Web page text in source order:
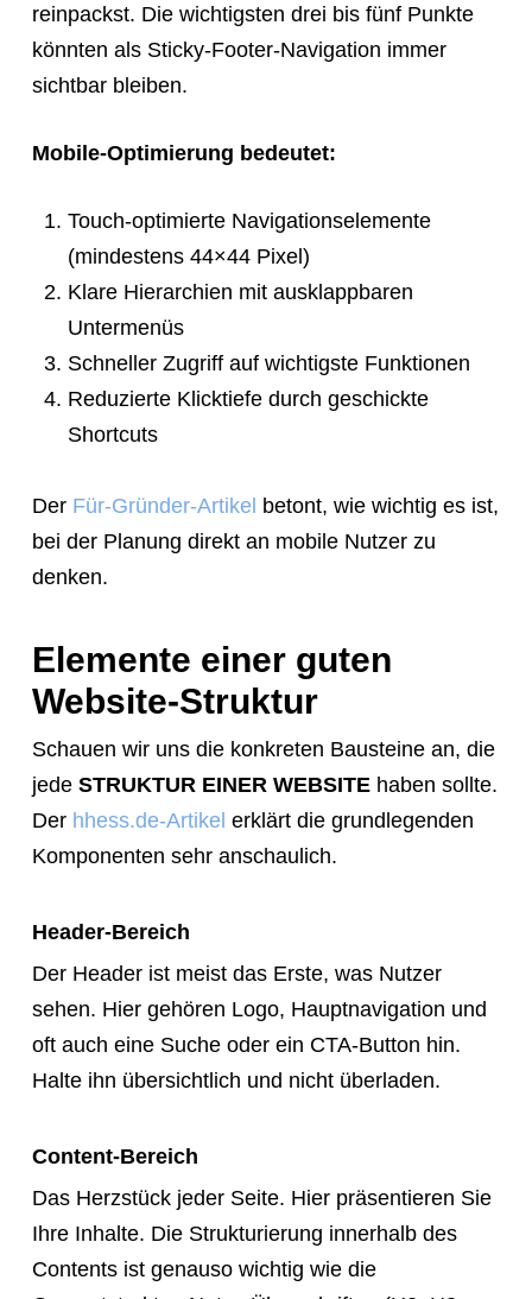
reinpackst. Die wichtigsten drei bis fünf Punkte
könnten als Sticky-Footer-Navigation immer
sichtbar bleiben.
Mobile-Optimierung bedeutet:
Touch-optimierte Navigationselemente
(mindestens 44×44 Pixel)
Klare Hierarchien mit ausklappbaren
Untermenüs
Schneller Zugriff auf wichtigste Funktionen
Reduzierte Klicktiefe durch geschickte
Shortcuts
Der Für-Gründer-Artikel betont, wie wichtig es ist,
bei der Planung direkt an mobile Nutzer zu
denken.
Elemente einer guten
Website-Struktur
Schauen wir uns die konkreten Bausteine an, die
jede STRUKTUR EINER WEBSITEhaben sollte.
Der hhess.de-Artikel erklärt die grundlegenden
Komponenten sehr anschaulich.
Header-Bereich
Der Header ist meist das Erste, was Nutzer
sehen. Hier gehören Logo, Hauptnavigation und
oft auch eine Suche oder ein CTA-Button hin.
Halte ihn übersichtlich und nicht überladen.
Content-Bereich
Das Herzstück jeder Seite. Hier präsentieren Sie
Ihre Inhalte. Die Strukturierung innerhalb des
Contents ist genauso wichtig wie die